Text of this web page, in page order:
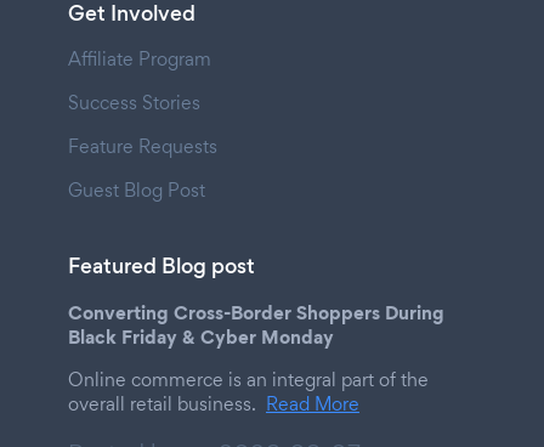
Get Involved
Affiliate Program
Success Stories
Feature Requests
Guest Blog Post
Featured Blog post
Converting Cross-Border Shoppers During
Black Friday & Cyber Monday
Online commerce is an integral part of the
overall retail business. Read More